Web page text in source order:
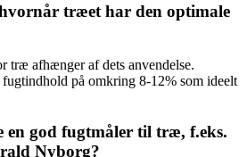
træet har den optimale
træ afhænger af dets anvendelse.
på omkring 8-12% som ideelt
en god fugtmåler til træ, f.eks.
Nyborg?